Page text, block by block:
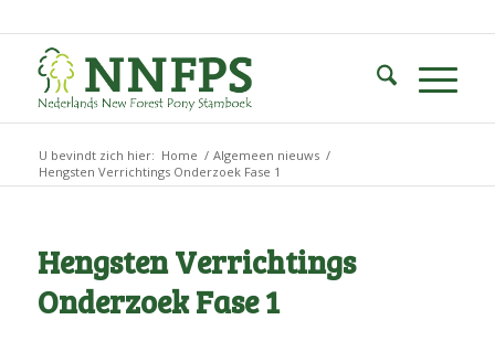
U bevindt zich hier: Home / Algemeen nieuws /
Hengsten Verrichtings Onderzoek Fase 1
Hengsten Verrichtings
Onderzoek Fase 1